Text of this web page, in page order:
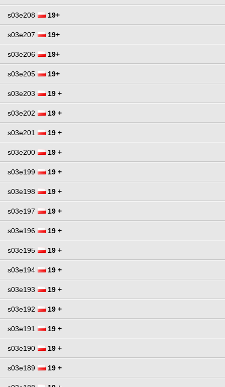
s03e208 19+
s03e207 19+
s03e206 19+
s03e205 19+
s03e203 19 +
s03e202 19 +
s03e201 19 +
s03e200 19 +
s03e199 19 +
s03e198 19 +
s03e197 19 +
s03e196 19 +
s03e195 19 +
s03e194 19 +
s03e193 19 +
s03e192 19 +
s03e191 19 +
s03e190 19 +
s03e189 19 +